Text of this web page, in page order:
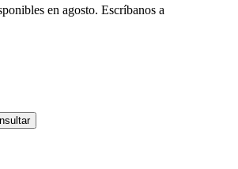
en agosto. Escríbanos a